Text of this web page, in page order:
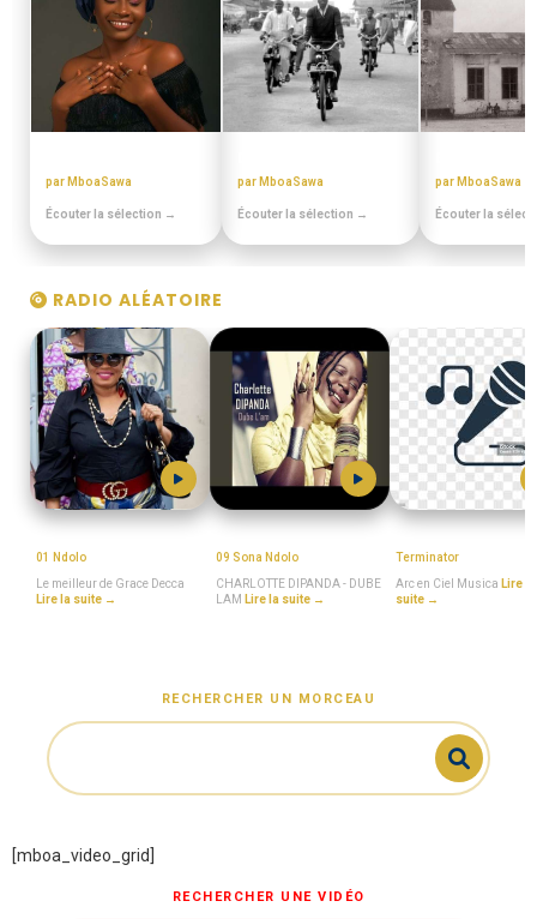
par MboaSawa
Écouter la sélection →
par MboaSawa
Écouter la sélection →
par MboaSawa
Écouter la
RADIO ALÉATOIRE
01 Ndolo
Le meilleur de Grace Decca
Lire la suite →
09 Sona Ndolo
CHARLOTTE DIPANDA - DUBE
LAM Lire la suite →
Terminator
Arc en Ciel Musica Lire la
suite →
RECHERCHER UN MORCEAU
[mboa_video_grid]
RECHERCHER UNE VIDÉO